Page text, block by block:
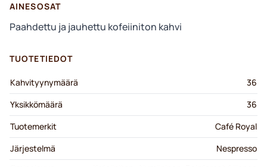
AINESOSAT
Paahdettu ja jauhettu kofeiiniton kahvi
TUOTETIEDOT
Kahvityynymäärä
36
Yksikkömäärä
36
Tuotemerkit
Café Royal
Järjestelmä
Nespresso